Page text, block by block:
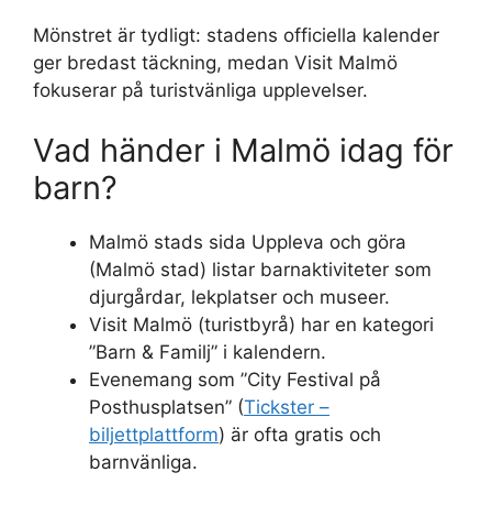
Mönstret är tydligt: stadens officiella kalender
ger bredast täckning, medan Visit Malmö
fokuserar på turistvänliga upplevelser.
Vad händer i Malmö idag för
barn?
Malmö stads sida Uppleva och göra
(Malmö stad) listar barnaktiviteter som
djurgårdar, lekplatser och museer.
Visit Malmö (turistbyrå) har en kategori
”Barn & Familj” i kalendern.
Evenemang som ”City Festival på
Posthusplatsen” (Tickster –
biljettplattform) är ofta gratis och
barnvänliga.